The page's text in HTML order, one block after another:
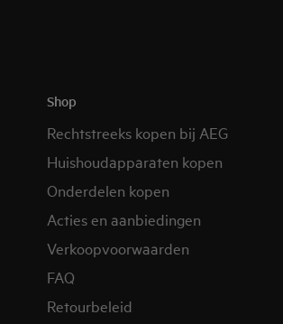
Shop
Rechtstreeks kopen bij AEG
Huishoudapparaten kopen
Onderdelen kopen
Acties en aanbiedingen
Verkoopvoorwaarden
FAQ
Retourbeleid